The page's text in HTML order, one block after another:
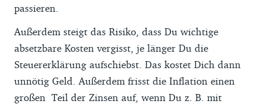
passieren.
Außerdem steigt das Risiko, dass Du wichtige
absetzbare Kosten vergisst, je länger Du die
Steuererklärung aufschiebst. Das kostet Dich dann
unnötig Geld. Außerdem frisst die Inflation einen
großen Teil der Zinsen auf, wenn Du z. B. mit